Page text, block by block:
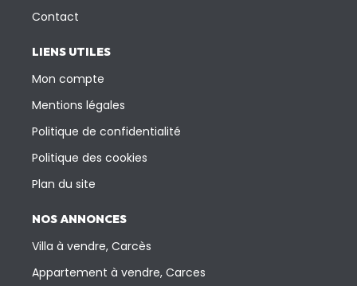
Contact
LIENS UTILES
Mon compte
Mentions légales
Politique de confidentialité
Politique des cookies
Plan du site
NOS ANNONCES
Villa à vendre, Carcès
Appartement à vendre, Carces